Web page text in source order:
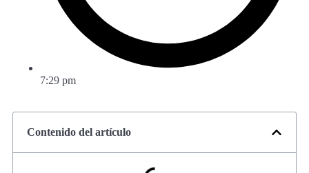
7:29 pm
Contenido del artículo